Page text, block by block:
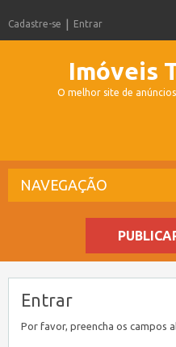
Cadastre-se Entrar
Imóveis
O melhor site de
NAVEGAÇÃO
Entrar
Por favor, preencha os campos